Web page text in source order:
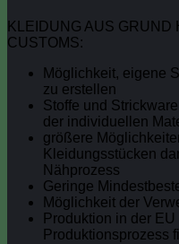
KLEIDUNG AUS GRUND
CUSTOMS:
Möglichkeit, eigene
zu erstellen
Stoffe und
der individuellen
größere
Kleidungsstücken
Nähprozess
Geringe
Möglichkeit der
Produktion in der
Produktionsprozess